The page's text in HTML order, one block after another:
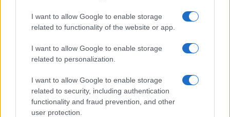
I want to allow Google to enable storage
related to functionality of the website or app.
I want to allow Google to enable storage
related to personalization.
I want to allow Google to enable storage
related to security, including authentication
functionality and fraud prevention, and other
user protection.
Salmo finisce in ospedale a Catania, ma il tour
va avanti: “Sicilia, ci sono”
Jovanotti, Gabry Ponte e Alfa: Olbia ombelico del
mondo per una notte